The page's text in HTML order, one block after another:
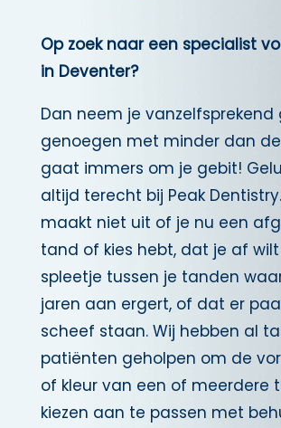
Op zoek naar een specialist
in Deventer?
Dan neem je vanzelfsprekend
genoegen met minder dan
gaat immers om je gebit!
altijd terecht bij Peak
maakt niet uit of je nu een
tand of kies hebt, dat je af
spleetje tussen je tanden
jaren aan ergert, of dat er
scheef staan. Wij hebben al
patiënten geholpen om de
of kleur van een of meerdere
kiezen aan te passen met